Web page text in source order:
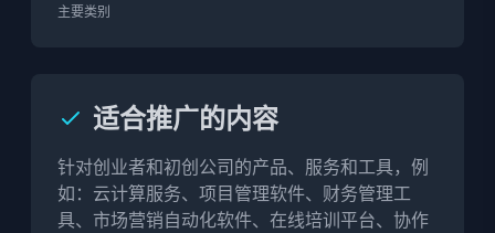
主要类别
适合推广的内容
针对创业者和初创公司的产品、服务和工具，例
如：云计算服务、项目管理软件、财务管理工
具、市场营销自动化软件、在线培训平台、协作